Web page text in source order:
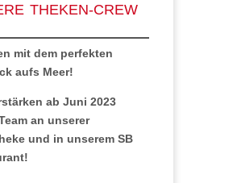
THEKEN-CREW
mit dem perfekten
aufs Meer!
ab Juni 2023
an unserer
und in unserem SB